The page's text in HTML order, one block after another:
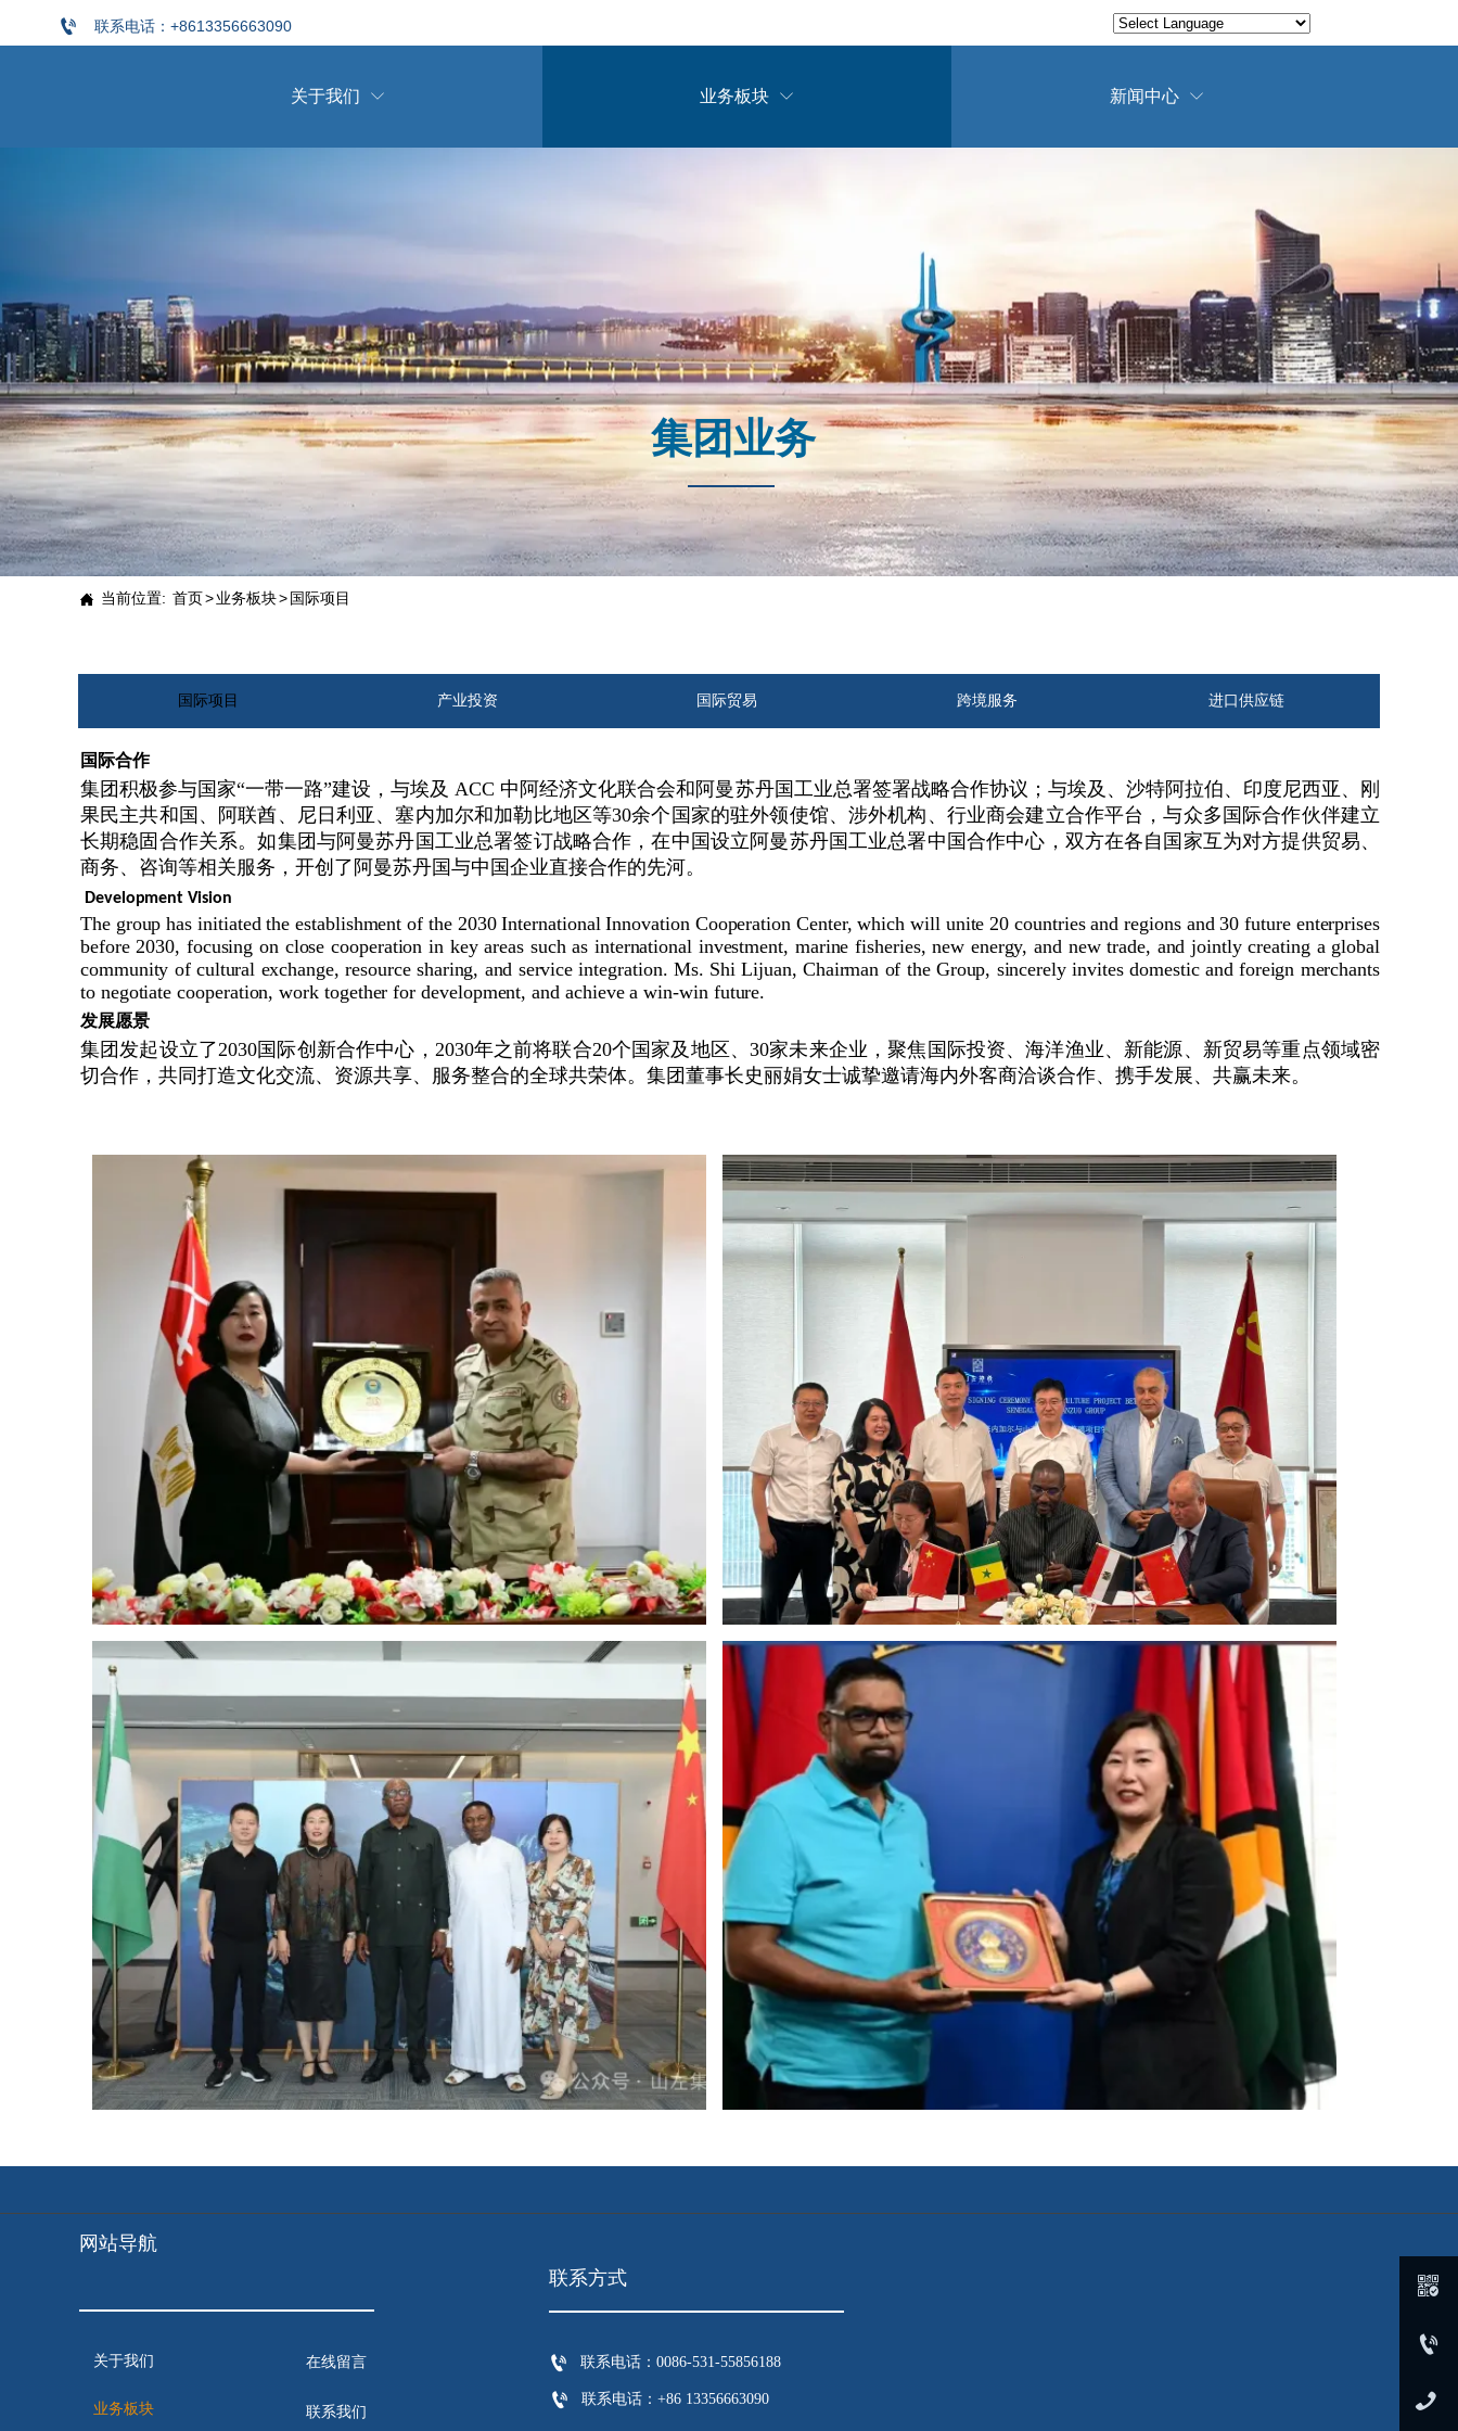
 联系电话：+8613356663090
关于我们  业务板块  新闻中心 
网站导航
在线留言
关于我们
业务板块
联系方式
 联系电话：0086-531-55856188
联系我们
 联系电话：+86 13356663090
集团业务
 当前位置: 首页>业务板块>国际项目
国际合作
集团积极参与国家“一带一路”建设，与埃及 ACC 中阿经济文化联合会和阿曼苏丹国工业总署签署战略合作协议；与埃及、沙特阿拉伯、印度尼西亚、刚
果民主共和国、阿联酋、尼日利亚、塞内加尔和加勒比地区等30余个国家的驻外领使馆、涉外机构、行业商会建立合作平台，与众多国际合作伙伴建立
长期稳固合作关系。如集团与阿曼苏丹国工业总署签订战略合作，在中国设立阿曼苏丹国工业总署中国合作中心，双方在各自国家互为对方提供贸易、
商务、咨询等相关服务，开创了阿曼苏丹国与中国企业直接合作的先河。
Development Vision
The group has initiated the establishment of the 2030 International Innovation Cooperation Center, which will unite 20 countries and regions and 30 future enterprises
before 2030, focusing on close cooperation in key areas such as international investment, marine fisheries, new energy, and new trade, and jointly creating a global
community of cultural exchange, resource sharing, and service integration. Ms. Shi Lijuan, Chairman of the Group, sincerely invites domestic and foreign merchants
to negotiate cooperation, work together for development, and achieve a win-win future.
发展愿景
集团发起设立了2030国际创新合作中心，2030年之前将联合20个国家及地区、30家未来企业，聚焦国际投资、海洋渔业、新能源、新贸易等重点领域密
切合作，共同打造文化交流、资源共享、服务整合的全球共荣体。集团董事长史丽娟女士诚挚邀请海内外客商洽谈合作、携手发展、共赢未来。
国际项目 产业投资 国际贸易 跨境服务 进口供应链


